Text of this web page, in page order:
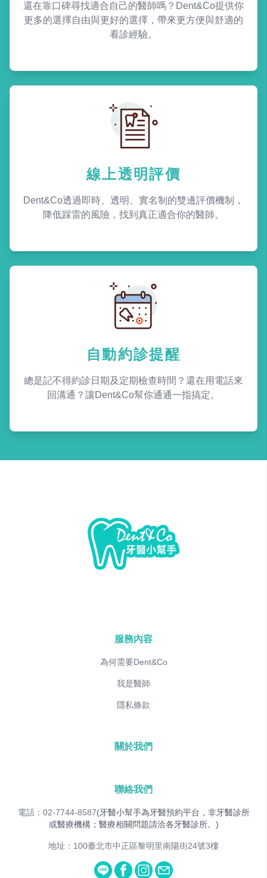
還在靠口碑尋找適合自己的醫師嗎？Dent&Co提供你
更多的選擇自由與更好的選擇，帶來更方便與舒適的
看診經驗。
線上透明評價
Dent&Co透過即時、透明、實名制的雙邊評價機制，
降低踩雷的風險，找到真正適合你的醫師。
自動約診提醒
總是記不得約診日期及定期檢查時間？還在用電話來
回溝通？讓Dent&Co幫你通通一指搞定。
服務內容
為何需要Dent&Co
我是醫師
隱私條款
關於我們
聯絡我們
電話：02-7744-8587(牙醫小幫手為牙醫預約平台，非牙醫診所
或醫療機構；醫療相關問題請洽各牙醫診所。)
地址：100臺北市中正區黎明里南陽街24號3樓